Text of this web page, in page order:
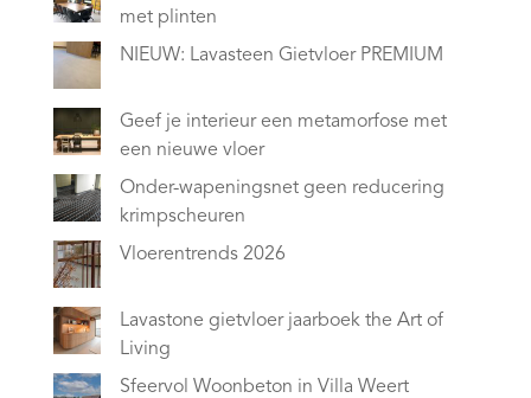
met plinten
NIEUW: Lavasteen Gietvloer PREMIUM
Geef je interieur een metamorfose met
een nieuwe vloer
Onder-wapeningsnet geen reducering
krimpscheuren
Vloerentrends 2026
Lavastone gietvloer jaarboek the Art of
Living
Sfeervol Woonbeton in Villa Weert